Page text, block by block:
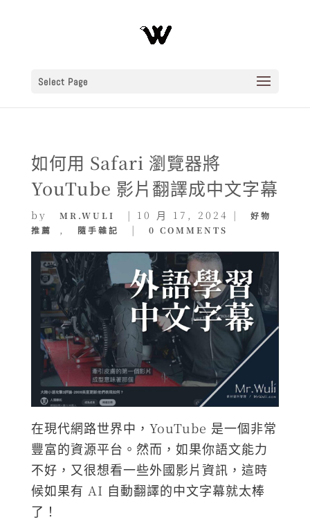
Select Page
如何用 Safari 瀏覽器將
YouTube 影片翻譯成中文字幕
by MR.WULI | 10 月 17, 2024 |
好物
推薦
, 隨手雜記 | 0 COMMENTS
在現代網路世界中，YouTube 是一個非常
豐富的資源平台。然而，如果你語文能力
不好，又很想看一些外國影片資訊，這時
候如果有 AI 自動翻譯的中文字幕就太棒
了！